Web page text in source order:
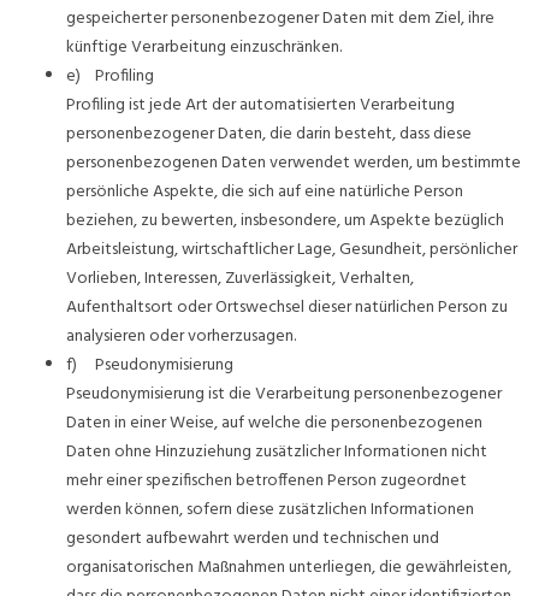
gespeicherter personenbezogener Daten mit dem Ziel, ihre
künftige Verarbeitung einzuschränken.
e) Profiling
Profiling ist jede Art der automatisierten Verarbeitung
personenbezogener Daten, die darin besteht, dass diese
personenbezogenen Daten verwendet werden, um bestimmte
persönliche Aspekte, die sich auf eine natürliche Person
beziehen, zu bewerten, insbesondere, um Aspekte bezüglich
Arbeitsleistung, wirtschaftlicher Lage, Gesundheit, persönlicher
Vorlieben, Interessen, Zuverlässigkeit, Verhalten,
Aufenthaltsort oder Ortswechsel dieser natürlichen Person zu
analysieren oder vorherzusagen.
f) Pseudonymisierung
Pseudonymisierung ist die Verarbeitung personenbezogener
Daten in einer Weise, auf welche die personenbezogenen
Daten ohne Hinzuziehung zusätzlicher Informationen nicht
mehr einer spezifischen betroffenen Person zugeordnet
werden können, sofern diese zusätzlichen Informationen
gesondert aufbewahrt werden und technischen und
organisatorischen Maßnahmen unterliegen, die gewährleisten,